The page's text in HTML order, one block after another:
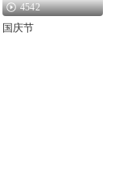
4542
国庆节